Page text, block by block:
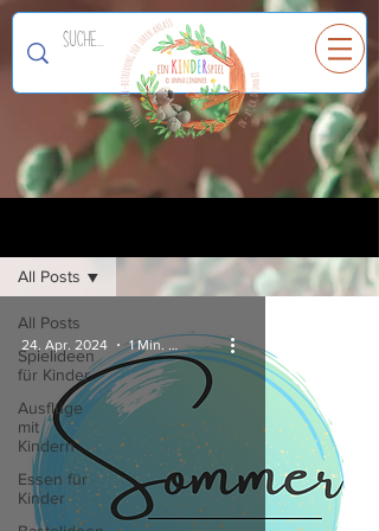
EinKINDERspiel
All Posts
Spielideen
für Kinder
Ausflüge
mit
Kindern
Essen für
Kinder
All Posts
24. Apr. 2024 1 Min. Lesezeit